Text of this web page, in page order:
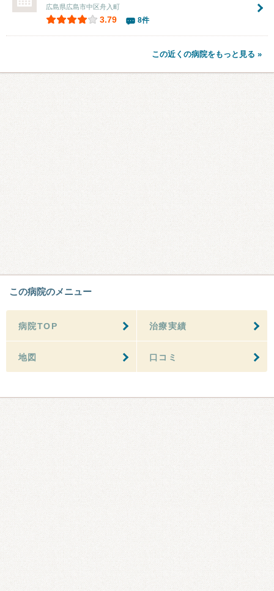
広島県広島市中区舟入町
3.79 8件
この近くの病院をもっと見る »
この病院のメニュー
病院TOP 治療実績
地図 口コミ